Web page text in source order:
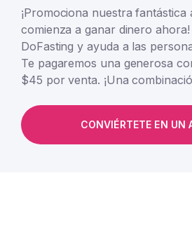
¡Promociona nuestra fantástica
comienza a ganar dinero
DoFasting y ayuda a las
Te pagaremos una generosa
$45 por venta. ¡Una
CONVIÉRTETE EN UN